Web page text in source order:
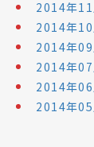
2014年
2014年
2014年
2014年
2014年
2014年